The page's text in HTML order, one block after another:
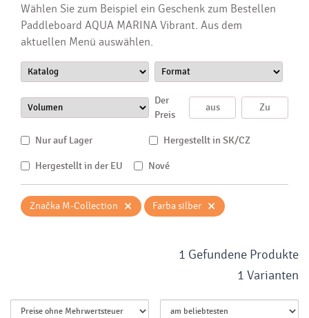
Wählen Sie zum Beispiel ein Geschenk zum Bestellen
Paddleboard AQUA MARINA Vibrant. Aus dem
aktuellen Menü auswählen.
Der
Preis
Nur auf Lager Hergestellt in SK/CZ
Hergestellt in der EU Nové
Značka M-Collection × Farba silber ×
1 Gefundene Produkte
1 Varianten